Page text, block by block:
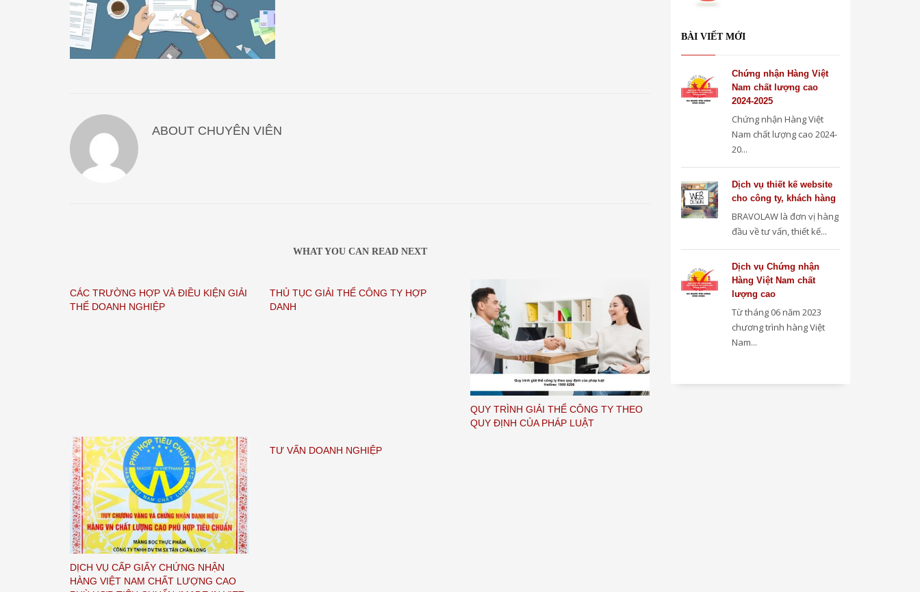
ABOUT CHUYÊN VIÊN
WHAT YOU CAN READ NEXT
CÁC TRƯỜNG HỢP VÀ ĐIỀU KIỆN GIẢI
THỂ DOANH NGHIỆP
THỦ TỤC GIẢI THỂ CÔNG TY HỢP
DANH
QUY TRÌNH GIẢI THỂ CÔNG TY THEO
QUY ĐỊNH CỦA PHÁP LUẬT
DỊCH VỤ CẤP GIẤY CHỨNG NHẬN
HÀNG VIỆT NAM CHẤT LƯỢNG CAO
TƯ VẤN DOANH NGHIỆP
BÀI VIẾT MỚI
Chứng nhận Hàng Việt
Nam chất lượng cao
2024-2025
Chứng nhận Hàng Việt
Nam chất lượng cao 2024-
20...
Dịch vụ thiết kế website
cho công ty, khách hàng
BRAVOLAW là đơn vị hàng
đầu về tư vấn, thiết kế...
Dịch vụ Chứng nhận
Hàng Việt Nam chất
lượng cao
Từ tháng 06 năm 2023
chương trình hàng Việt
Nam...